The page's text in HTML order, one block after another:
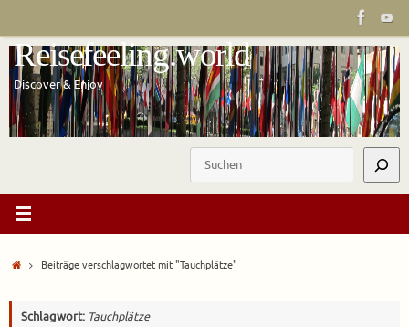
springen
Reisefeeling.world
Discover & Enjoy
StartBeiträge verschlagwortet mit "Tauchplätze"
Schlagwort: Tauchplätze